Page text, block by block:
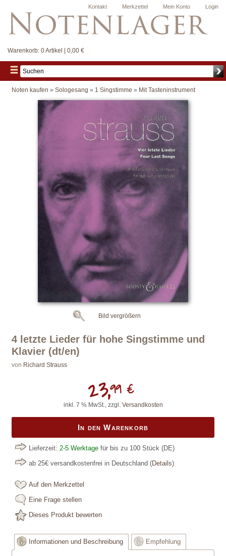
Login
Mein Konto
Merkzettel
Kontakt
Warenkorb: 0 Artikel | 0,00 €
Noten kaufen » Sologesang » 1 Singstimme » Mit Tasteninstrument
4 letzte Lieder für hohe Singstimme und
Klavier (dt/en)
von Richard Strauss
23,99 €
inkl. 7 % MwSt., zzgl. Versandkosten
In den Warenkorb
Lieferzeit: 2-5 Werktage für bis zu 100 Stück (DE)
ab 25€ versandkostenfrei in Deutschland (Details)
Auf den Merkzettel
Eine Frage stellen
Dieses Produkt bewerten
Bild vergrößern
Informationen und Beschreibung Empfehlung